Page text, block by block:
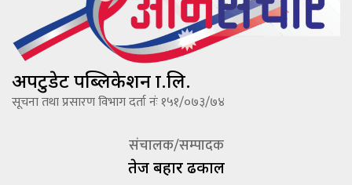
अपटुडेट पब्लिकेशन प्रा.लि.
सूचना तथा प्रसारण विभाग दर्ता नंः १५१/०७३/७४
संचालक/सम्पादक
तेज बहादूर ढकाल